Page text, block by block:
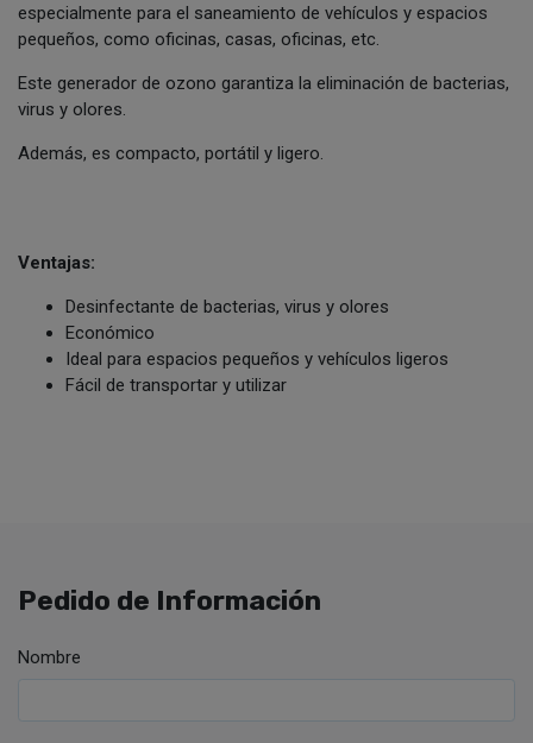
especialmente para el saneamiento de vehículos y espacios
pequeños, como oficinas, casas, oficinas, etc.
Este generador de ozono garantiza la eliminación de bacterias,
virus y olores.
Además, es compacto, portátil y ligero.
Ventajas:
Desinfectante de bacterias, virus y olores
Económico
Ideal para espacios pequeños y vehículos ligeros
Fácil de transportar y utilizar
Pedido de Información
Nombre